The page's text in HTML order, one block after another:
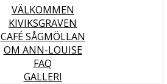
VÄLKOMMEN
KIVIKSGRAVEN
CAFÉ SÅGMÖLLAN
OM ANN-LOUISE
FAQ
GALLERI